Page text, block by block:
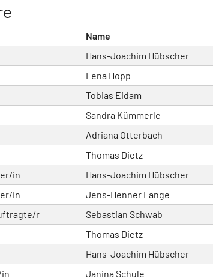
Name
Hans-Joachim Hübscher
Lena Hopp
Tobias Eidam
Sandra Kümmerle
Adriana Otterbach
Thomas Dietz
in
Hans-Joachim Hübscher
in
Jens-Henner Lange
r
Sebastian Schwab
Thomas Dietz
Hans-Joachim Hübscher
Janina Schule